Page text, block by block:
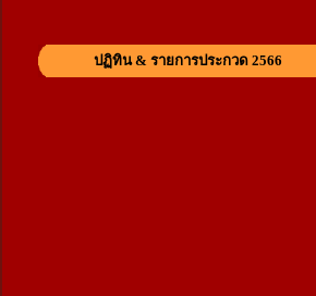
ปฏิทิน & รายการประกวด 2566